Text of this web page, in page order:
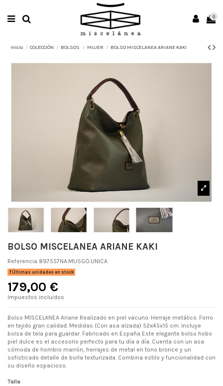
0
Inicio COLECCIÓN BOLSOS MUJER BOLSO MISCELANEA ARIANE KAKI
BOLSO MISCELANEA ARIANE KAKI
Referencia 897557NA.MUSGO.UNICA
Últimas unidades en stock
179,00 €
Impuestos incluidos
Bolso MISCELANEA Ariane Realizado en piel vacuno. Herraje metálico. Forro
en tejido gran calidad. Medidas (Con asa alzada) 52x45x15 cm. Incluye
bolsa de tela para guardar. Fabricado en España Este elegante bolso hobo
piel dulce es el accesorio perfecto para tu día a día. Cuenta con un asa
cómoda de hombro marrón, herrajes de metal en tono bronce y un
sofisticado detalle de borla texturizada. Combina estilo y funcionalidad con
su diseño espacioso.
Talla